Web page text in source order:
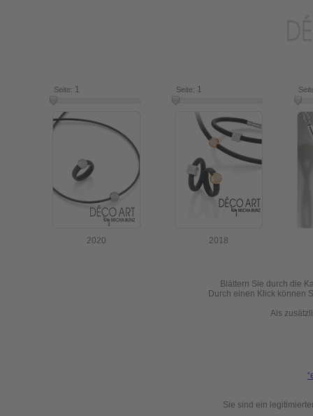
Seite: 1 Seite: 1
2020 2018
Blättern Sie durch die
Durch einen Klick können
Als
Sie sind ein